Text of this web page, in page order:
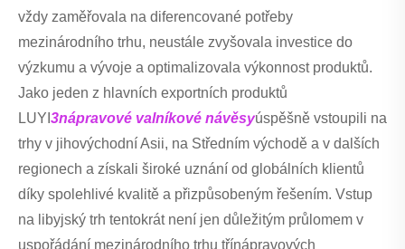
vždy zaměřovala na diferencované potřeby
mezinárodního trhu, neustále zvyšovala investice do
výzkumu a vývoje a optimalizovala výkonnost produktů.
Jako jeden z hlavních exportních produktů
LUYI 3nápravové valníkové návěsyúspěšně vstoupili na
trhy v jihovýchodní Asii, na Středním východě a v dalších
regionech a získali široké uznání od globálních klientů
díky spolehlivé kvalitě a přizpůsobeným řešením. Vstup
na libyjský trh tentokrát není jen důležitým průlomem v
uspořádání mezinárodního trhu třínápravových